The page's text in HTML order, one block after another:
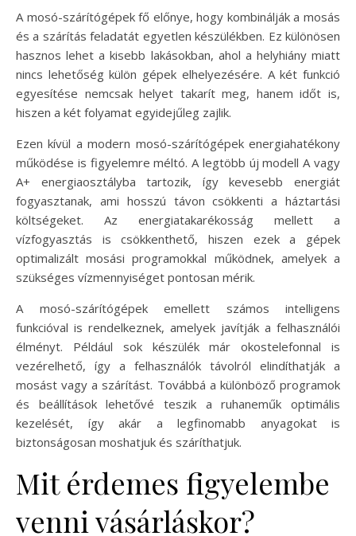
A mosó-szárítógépek fő előnye, hogy kombinálják a mosás
és a szárítás feladatát egyetlen készülékben. Ez különösen
hasznos lehet a kisebb lakásokban, ahol a helyhiány miatt
nincs lehetőség külön gépek elhelyezésére. A két funkció
egyesítése nemcsak helyet takarít meg, hanem időt is,
hiszen a két folyamat egyidejűleg zajlik.
Ezen kívül a modern mosó-szárítógépek energiahatékony
működése is figyelemre méltó. A legtöbb új modell A vagy
A+ energiaosztályba tartozik, így kevesebb energiát
fogyasztanak, ami hosszú távon csökkenti a háztartási
költségeket. Az energiatakarékosság mellett a
vízfogyasztás is csökkenthető, hiszen ezek a gépek
optimalizált mosási programokkal működnek, amelyek a
szükséges vízmennyiséget pontosan mérik.
A mosó-szárítógépek emellett számos intelligens
funkcióval is rendelkeznek, amelyek javítják a felhasználói
élményt. Például sok készülék már okostelefonnal is
vezérelhető, így a felhasználók távolról elindíthatják a
mosást vagy a szárítást. Továbbá a különböző programok
és beállítások lehetővé teszik a ruhaneműk optimális
kezelését, így akár a legfinomabb anyagokat is
biztonságosan moshatjuk és száríthatjuk.
Mit érdemes figyelembe
venni vásárláskor?